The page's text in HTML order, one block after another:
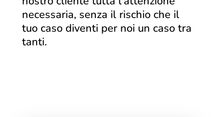
necessaria, senza il rischio che il
tuo caso diventi per noi un caso tra
tanti.